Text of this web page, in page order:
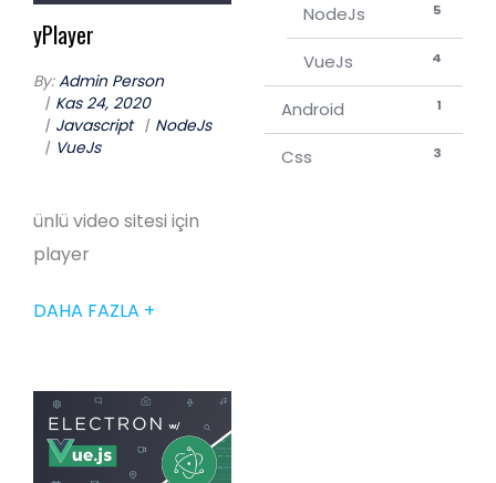
yPlayer
By:Admin Person
Kas 24, 2020
Javascript
NodeJs
VueJs
ünlü video sitesi için
player
DAHA FAZLA +
NodeJs 5
VueJs 4
Android 1
Css 3